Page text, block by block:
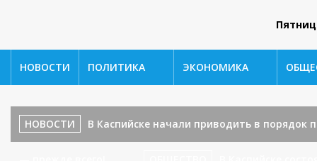
НОВОСТИ ПОЛИТИКА ЭКОНОМИКА
НОВОСТИ В Каспийске начали приводить в